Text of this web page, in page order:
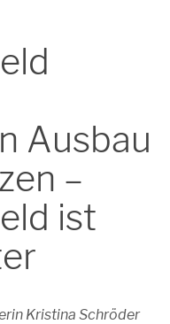
Ausbau
–
ist
Kristina Schröder